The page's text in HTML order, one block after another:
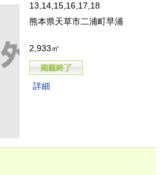
13,14,15,16,17,18
熊本県天草市二浦町早浦
2,933㎡
詳細